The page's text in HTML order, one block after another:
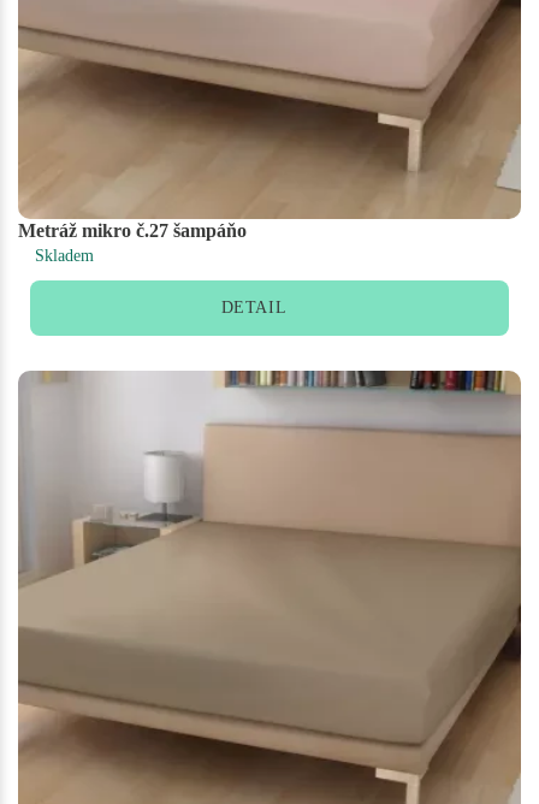
Metráž mikro č.27 šampáňo
Skladem
DETAIL